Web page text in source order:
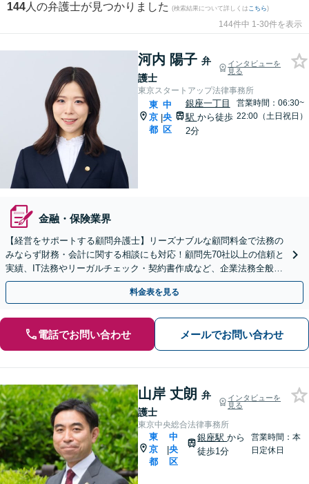
144 人の弁護士が見つかりました (検索結果について詳しくは こちら)
144件中 1-30件を表示
河内 陽子 弁
護士
インタビューを
見る
東京スタートアップ法律事務所
東
京
都
|
中
央
区
銀座一丁目
駅 から徒歩
2分
営業時間：06:30~
22:00（土日祝日）
金融・保険業界
【経営をサポートする顧問弁護士】リーズナブルな顧問料金で法務の
みならず財務・会計に関する相談にも対応！顧問先70社以上の信頼と
実績、IT法務やリーガルチェック・契約書作成など、企業法務全般に
ついてお気軽にご相談ください。
料金表を見る
電話でお問い合わせ メールでお問い合わせ
山岸 丈朗 弁
護士
インタビューを
見る
東京中央総合法律事務所
東
京
都
|
中
央
区
銀座駅から
徒歩1分
営業時間：本
日定休日